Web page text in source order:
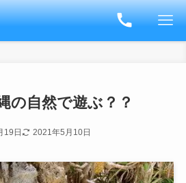
の自然で遊ぶ？？
19日 2021年5月10日